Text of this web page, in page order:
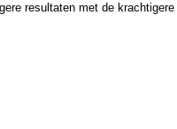
resultaten met de krachtigere